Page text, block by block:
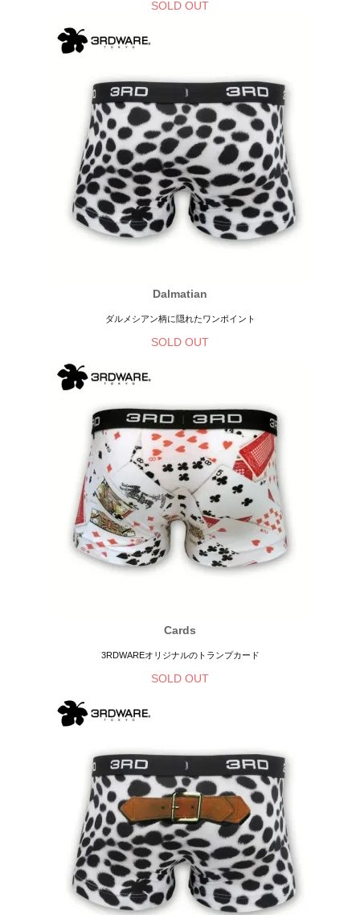
SOLD OUT
Dalmatian
ダルメシアン柄に隠れたワンポイント
SOLD OUT
Cards
3RDWAREオリジナルのトランプカード
SOLD OUT